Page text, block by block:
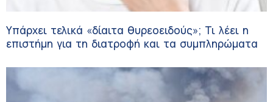
Υπάρχει τελικά «δίαιτα θυρεοειδούς»; Τι λέει η
επιστήμη για τη διατροφή και τα συμπληρώματα